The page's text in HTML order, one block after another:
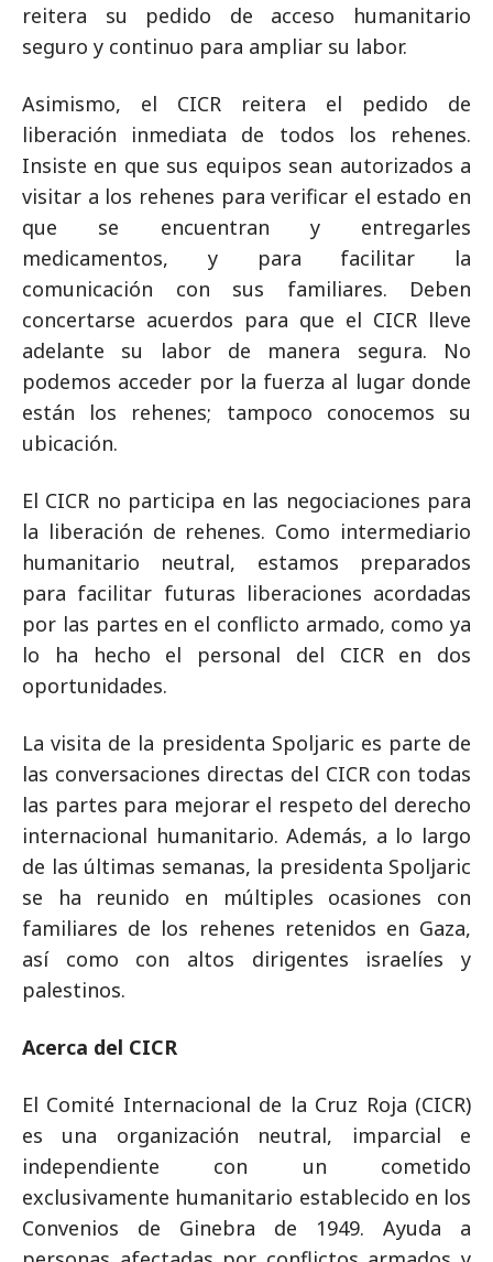
reitera su pedido de acceso humanitario
seguro y continuo para ampliar su labor.
Asimismo, el CICR reitera el pedido de
liberación inmediata de todos los rehenes.
Insiste en que sus equipos sean autorizados a
visitar a los rehenes para verificar el estado en
que se encuentran y entregarles
medicamentos, y para facilitar la
comunicación con sus familiares. Deben
concertarse acuerdos para que el CICR lleve
adelante su labor de manera segura. No
podemos acceder por la fuerza al lugar donde
están los rehenes; tampoco conocemos su
ubicación.
El CICR no participa en las negociaciones para
la liberación de rehenes. Como intermediario
humanitario neutral, estamos preparados
para facilitar futuras liberaciones acordadas
por las partes en el conflicto armado, como ya
lo ha hecho el personal del CICR en dos
oportunidades.
La visita de la presidenta Spoljaric es parte de
las conversaciones directas del CICR con todas
las partes para mejorar el respeto del derecho
internacional humanitario. Además, a lo largo
de las últimas semanas, la presidenta Spoljaric
se ha reunido en múltiples ocasiones con
familiares de los rehenes retenidos en Gaza,
así como con altos dirigentes israelíes y
palestinos.
Acerca del CICR
El Comité Internacional de la Cruz Roja (CICR)
es una organización neutral, imparcial e
independiente con un cometido
exclusivamente humanitario establecido en los
Convenios de Ginebra de 1949. Ayuda a